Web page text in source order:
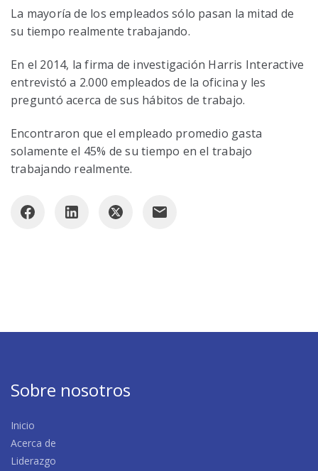
La mayoría de los empleados sólo pasan la mitad de
su tiempo realmente trabajando.
En el 2014, la firma de investigación Harris Interactive
entrevistó a 2.000 empleados de la oficina y les
preguntó acerca de sus hábitos de trabajo.
Encontraron que el empleado promedio gasta
solamente el 45% de su tiempo en el trabajo
trabajando realmente.
Sobre nosotros
Inicio
Acerca de
Liderazgo